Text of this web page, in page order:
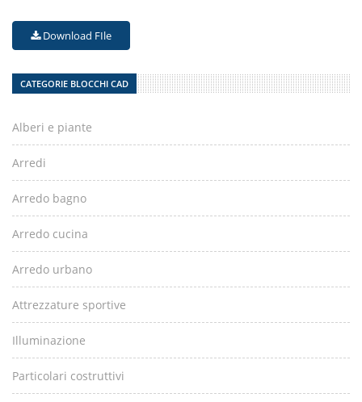
Download FIle
CATEGORIE BLOCCHI CAD
Alberi e piante
Arredi
Arredo bagno
Arredo cucina
Arredo urbano
Attrezzature sportive
Illuminazione
Particolari costruttivi